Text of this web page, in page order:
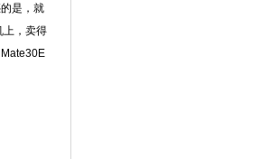
是，就
上，卖得